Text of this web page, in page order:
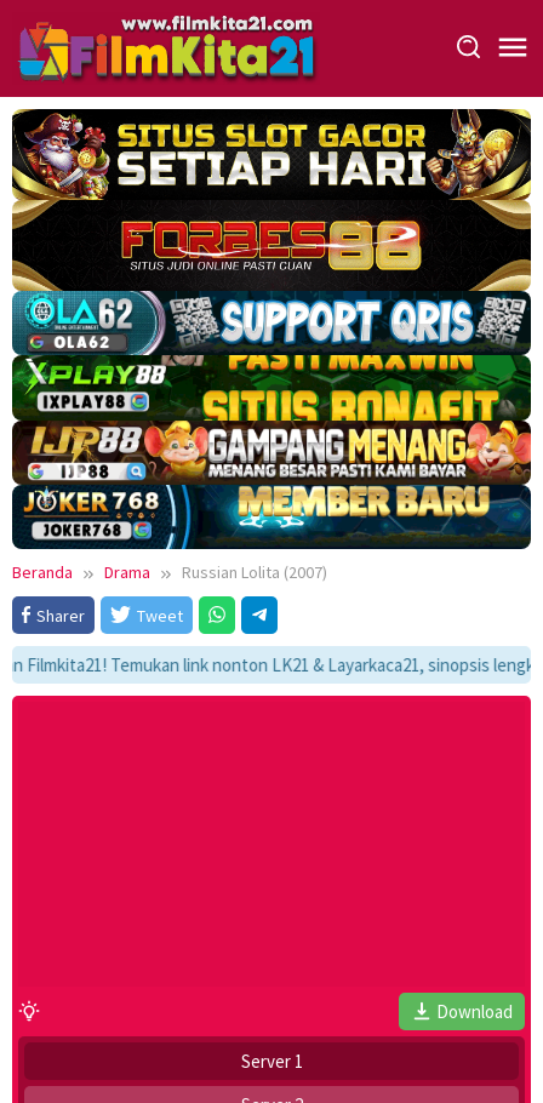
konten
Beranda Drama
Russian Lolita (2007)
Sharer
Tweet
Temukan link nonton LK21 & Layarkaca21, sinopsis
Download
Server 1